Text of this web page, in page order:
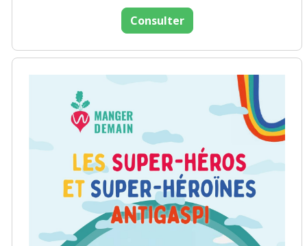
Consulter